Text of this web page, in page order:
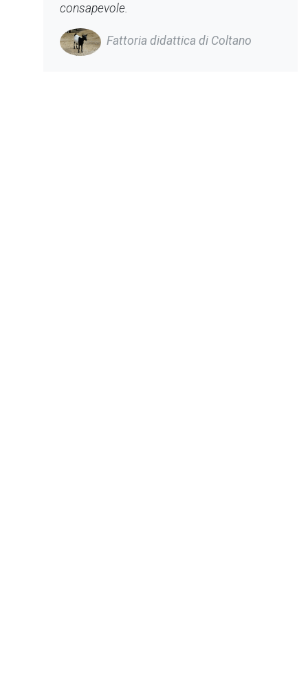
consapevole.
Fattoria didattica di Coltano